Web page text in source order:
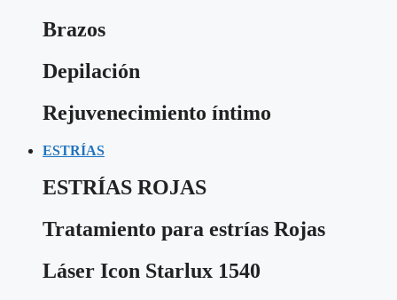
Brazos
Depilación
Rejuvenecimiento íntimo
ESTRÍAS
ESTRÍAS ROJAS
Tratamiento para estrías Rojas
Láser Icon Starlux 1540